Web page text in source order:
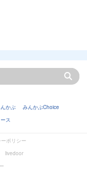
かぶ
みんかぶChoice
ス
ポリシー
livedoor